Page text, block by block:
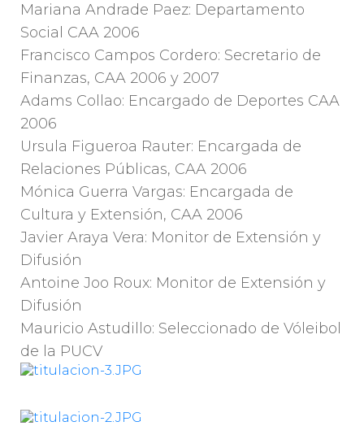
Mariana Andrade Paez: Departamento
Social CAA 2006
Francisco Campos Cordero: Secretario de
Finanzas, CAA 2006 y 2007
Adams Collao: Encargado de Deportes CAA
2006
Ursula Figueroa Rauter: Encargada de
Relaciones Públicas, CAA 2006
Mónica Guerra Vargas: Encargada de
Cultura y Extensión, CAA 2006
Javier Araya Vera: Monitor de Extensión y
Difusión
Antoine Joo Roux: Monitor de Extensión y
Difusión
Mauricio Astudillo: Seleccionado de Vóleibol
de la PUCV